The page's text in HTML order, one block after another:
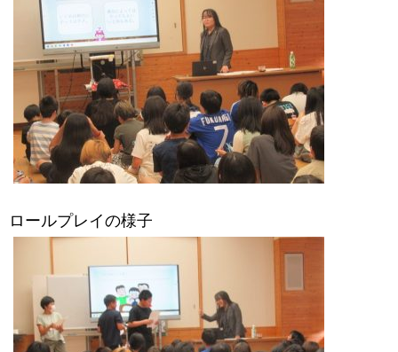
ロールプレイの様子